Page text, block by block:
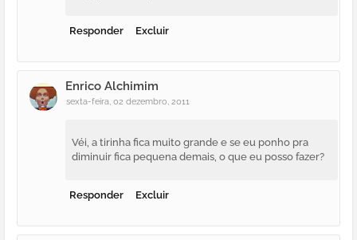
Responder Excluir
Enrico Alchimim
sexta-feira, 02 dezembro, 2011
Véi, a tirinha fica muito grande e se eu ponho pra
diminuir fica pequena demais, o que eu posso fazer?
Responder Excluir